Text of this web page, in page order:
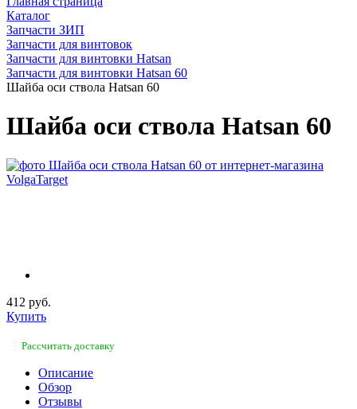
Каталог
Запчасти ЗИП
Запчасти для винтовок
Запчасти для винтовки Hatsan
Запчасти для винтовки Hatsan 60
Шайба оси ствола Hatsan 60
Шайба оси ствола Hatsan 60
412 руб.
Купить
Рассчитать доставку
Описание
Обзор
Отзывы